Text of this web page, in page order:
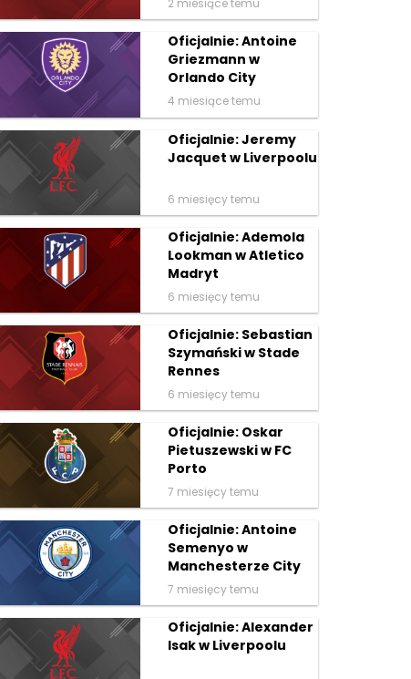
2 miesiące temu
Oficjalnie: Antoine
Griezmann w
Orlando City
4 miesiące temu
Oficjalnie: Jeremy
Jacquet w Liverpoolu
6 miesięcy temu
Oficjalnie: Ademola
Lookman w Atletico
Madryt
6 miesięcy temu
Oficjalnie: Sebastian
Szymański w Stade
Rennes
6 miesięcy temu
Oficjalnie: Oskar
Pietuszewski w FC
Porto
7 miesięcy temu
Oficjalnie: Antoine
Semenyo w
Manchesterze City
7 miesięcy temu
Oficjalnie: Alexander
Isak w Liverpoolu